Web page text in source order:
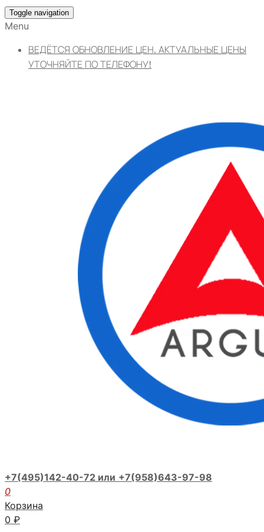
Toggle navigation
Menu
ВЕДЁТСЯ ОБНОВЛЕНИЕ ЦЕН. АКТУАЛЬНЫЕ ЦЕНЫ
УТОЧНЯЙТЕ ПО ТЕЛЕФОНУ!
+7(495)142-40-72 или +7(958)643-97-98
0
Корзина
0 ₽